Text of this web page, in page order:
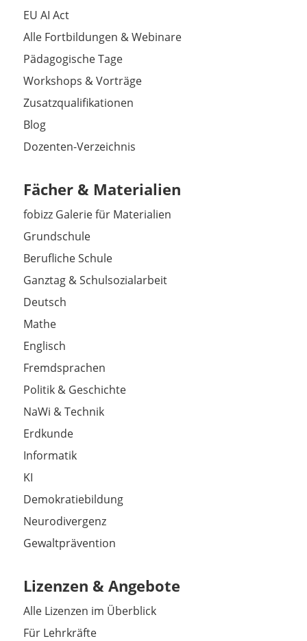
EU AI Act
Alle Fortbildungen & Webinare
Pädagogische Tage
Workshops & Vorträge
Zusatzqualifikationen
Blog
Dozenten-Verzeichnis
Fächer & Materialien
fobizz Galerie für Materialien
Grundschule
Berufliche Schule
Ganztag & Schulsozialarbeit
Deutsch
Mathe
Englisch
Fremdsprachen
Politik & Geschichte
NaWi & Technik
Erdkunde
Informatik
KI
Demokratiebildung
Neurodivergenz
Gewaltprävention
Lizenzen & Angebote
Alle Lizenzen im Überblick
Für Lehrkräfte